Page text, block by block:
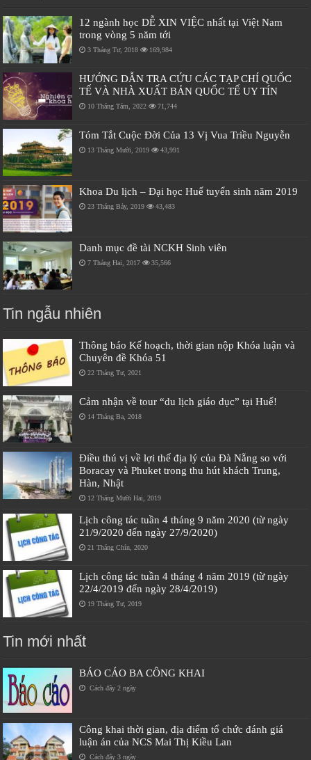
12 ngành học DỄ XIN VIỆC nhất tại Việt Nam
trong vòng 5 năm tới
3 Tháng Tư, 2018 169,984
HƯỚNG DẪN TRA CỨU CÁC TẠP CHÍ QUỐC
TẾ VÀ NHÀ XUẤT BẢN QUỐC TẾ UY TÍN
10 Tháng Tám, 2022 71,744
Tóm Tắt Cuộc Đời Của 13 Vị Vua Triều Nguyễn
13 Tháng Mười, 2019 43,991
Khoa Du lịch – Đại học Huế tuyển sinh năm 2019
23 Tháng Bảy, 2019 43,483
Danh mục đề tài NCKH Sinh viên
7 Tháng Hai, 2017 35,566
Tin ngẫu nhiên
Thông báo Kế hoạch, thời gian nộp Khóa luận và
Chuyên đề Khóa 51
22 Tháng Tư, 2021
Cảm nhận về tour “du lịch giáo dục” tại Huế!
14 Tháng Ba, 2018
Điều thú vị về lợi thế địa lý của Đà Nẵng so với
Boracay và Phuket trong thu hút khách Trung,
Hàn, Nhật
12 Tháng Mười Hai, 2019
Lịch công tác tuần 4 tháng 9 năm 2020 (từ ngày
21/9/2020 đến ngày 27/9/2020)
21 Tháng Chín, 2020
Lịch công tác tuần 4 tháng 4 năm 2019 (từ ngày
22/4/2019 đến ngày 28/4/2019)
19 Tháng Tư, 2019
Tin mới nhất
BÁO CÁO BA CÔNG KHAI
Cách đây 2 ngày
Công khai thời gian, địa điểm tổ chức đánh giá
luận án của NCS Mai Thị Kiều Lan
Cách đây 3 ngày